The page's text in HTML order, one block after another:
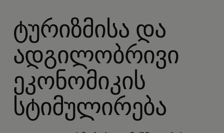
ტურიზმისა და
ადგილობრივი
ეკონომიკის
სტიმულირება